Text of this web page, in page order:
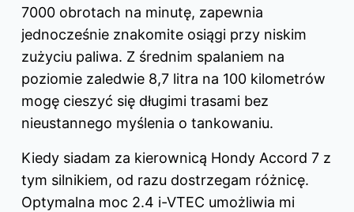
7000 obrotach na minutę, zapewnia
jednocześnie znakomite osiągi przy niskim
zużyciu paliwa. Z średnim spalaniem na
poziomie zaledwie 8,7 litra na 100 kilometrów
mogę cieszyć się długimi trasami bez
nieustannego myślenia o tankowaniu.
Kiedy siadam za kierownicą Hondy Accord 7 z
tym silnikiem, od razu dostrzegam różnicę.
Optymalna moc 2.4 i-VTEC umożliwia mi